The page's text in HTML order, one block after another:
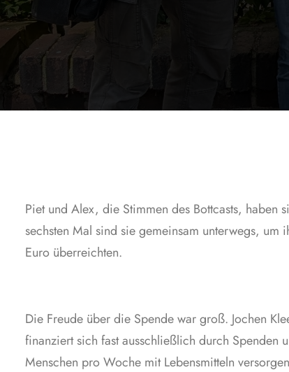
Piet und Alex, die Stimmen des Bottcasts, haben
sechsten Mal sind sie gemeinsam unterwegs,
Euro überreichten.
Die Freude über die Spende war groß. Jochen
finanziert sich fast ausschließlich durch Spenden
Menschen pro Woche mit Lebensmitteln